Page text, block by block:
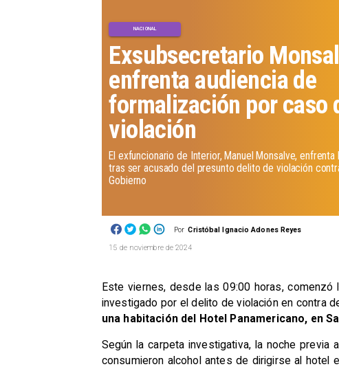
Por Cristóbal Ignacio Adones Reyes
Exsubsecretario
enfrenta audiencia de
formalización por caso
violación
NACIONAL
El exfuncionario de Interior, Manuel Monsalve,
tras ser acusado del presunto delito de violación
Gobierno
15 de noviembre de 2024
Este viernes, desde las 09:00 horas,
investigado por el delito de violación en contra
una habitación del Hotel Panamericano, en
Según la carpeta investigativa, la noche previa
consumieron alcohol antes de dirigirse al hotel